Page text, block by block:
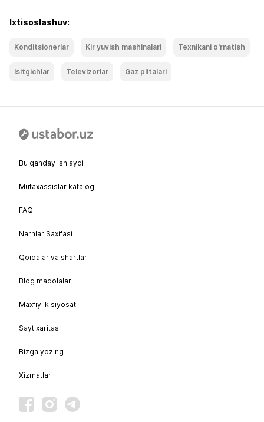
Ixtisoslashuv:
Konditsionerlar Kir yuvish mashinalari Texnikani o'rnatish
Isitgichlar Televizorlar Gaz plitalari
Bu qanday ishlaydi
Mutaxassislar katalogi
FAQ
Narhlar Saxifasi
Qoidalar va shartlar
Blog maqolalari
Maxfiylik siyosati
Sayt xaritasi
Bizga yozing
Xizmatlar